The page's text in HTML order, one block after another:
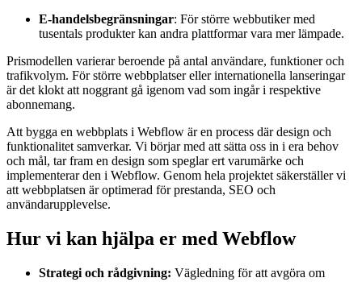
E-handelsbegränsningar: För större webbutiker med
tusentals produkter kan andra plattformar vara mer lämpade.
Prismodellen varierar beroende på antal användare, funktioner och
trafikvolym. För större webbplatser eller internationella lanseringar
är det klokt att noggrant gå igenom vad som ingår i respektive
abonnemang.
Att bygga en webbplats i Webflow är en process där design och
funktionalitet samverkar. Vi börjar med att sätta oss in i era behov
och mål, tar fram en design som speglar ert varumärke och
implementerar den i Webflow. Genom hela projektet säkerställer vi
att webbplatsen är optimerad för prestanda, SEO och
användarupplevelse.
Hur vi kan hjälpa er med Webflow
Strategi och rådgivning: Vägledning för att avgöra om